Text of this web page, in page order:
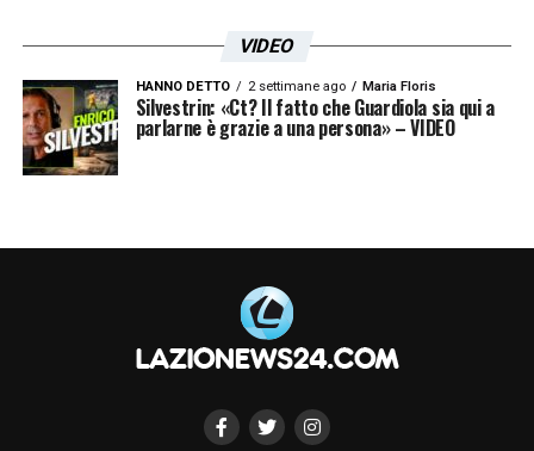
VIDEO
HANNO DETTO 2 settimane ago Maria Floris
Silvestrin: «Ct? Il fatto che Guardiola sia qui a
parlarne è grazie a una persona» – VIDEO